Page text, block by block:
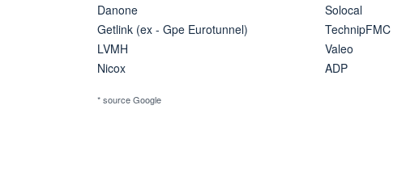
Danone
Getlink (ex - Gpe Eurotunnel)
LVMH
Nicox
Solocal
TechnipFMC
Valeo
ADP
* source Google